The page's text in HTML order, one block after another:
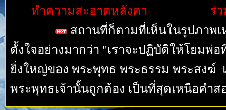
ทำความสะอาดหลังคา
ร่
สถานที่ก็ตามที่เห็นในรูปภาพ
ตั้งใจอย่างมากว่า "เราจะปฏิบัติให้โยม
ยิ่งใหญ่ของ พระพุทธ พระธรรม พระสงฆ์
พระพุทธเจ้านั้นถูกต้อง เป็นที่สุดเหนือคำส